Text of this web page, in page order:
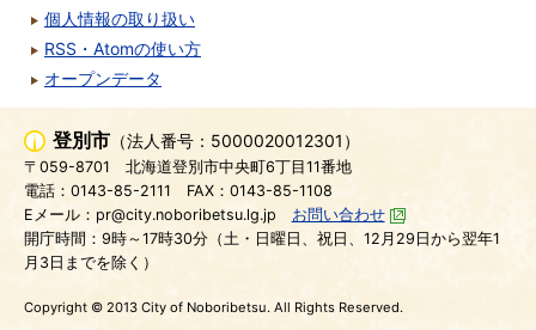
個人情報の取り扱い
RSS・Atomの使い方
オープンデータ
登別市 （法人番号：5000020012301）
〒059-8701
北海道登別市中央町6丁目11番地
電話：0143-85-2111
FAX：0143-85-1108
Eメール：pr@city.noboribetsu.lg.jp
お問い合わせ
開庁時間：9時～17時30分（土・日曜日、祝日、12月29日から翌年1
月3日までを除く）
Copyright © 2013 City of Noboribetsu. All Rights Reserved.